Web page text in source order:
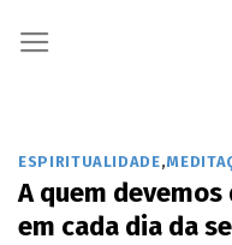
ESPIRITUALIDADE,
A quem
em cada dia da